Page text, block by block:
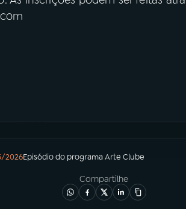
2026Episódiodo programaArte Clube
Compartilhe